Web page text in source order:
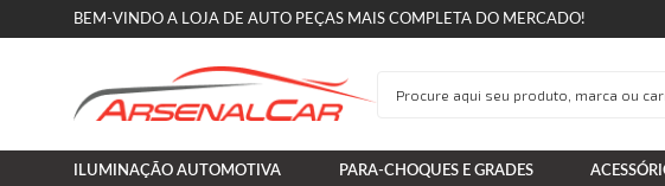
BEM-VINDO A LOJA DE AUTO PEÇAS MAIS COMPLETA DO MERCADO!
ILUMINAÇÃO AUTOMOTIVA PARA-CHOQUES E GRADES